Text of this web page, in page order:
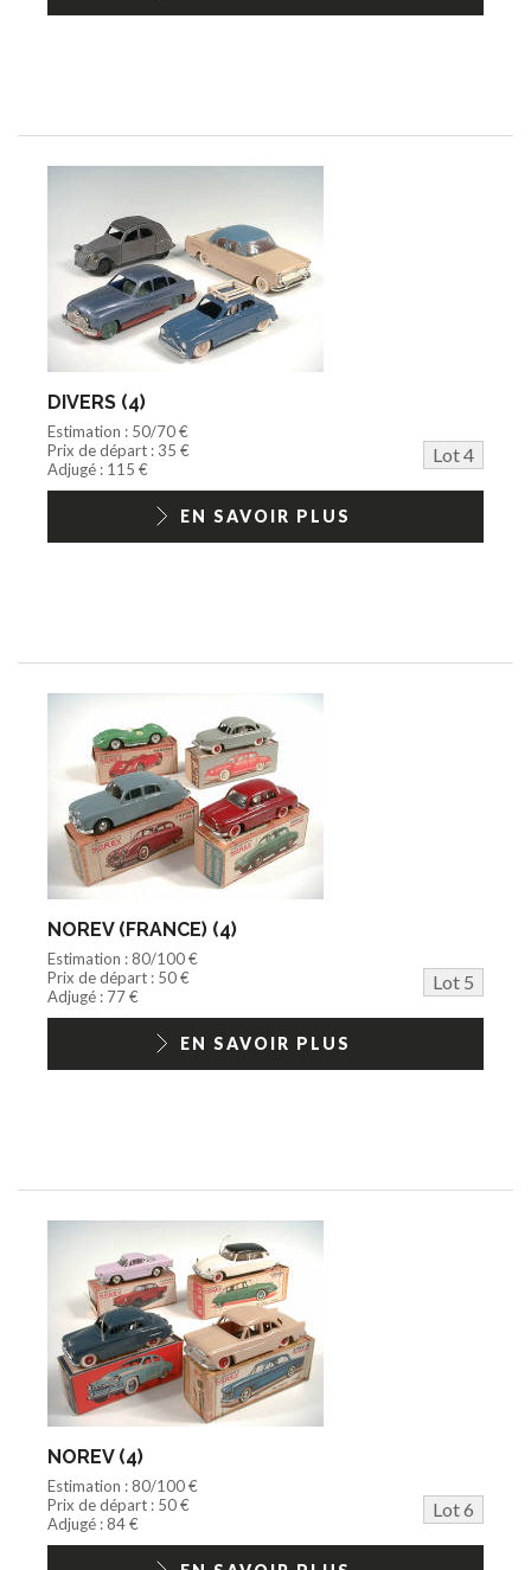
DIVERS (4)
Estimation : 50/70 €
Prix de départ : 35 €
Lot 4
Adjugé : 115 €
EN SAVOIR PLUS
NOREV (FRANCE) (4)
Estimation : 80/100 €
Prix de départ : 50 €
Lot 5
Adjugé : 77 €
EN SAVOIR PLUS
NOREV (4)
Estimation : 80/100 €
Prix de départ : 50 €
Lot 6
Adjugé : 84 €